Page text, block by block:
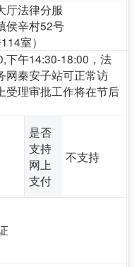
厅法律分服
侯辛村52号
室）
下午14:30-18:00，法
网秦安子站可正常访
受理审批工作将在节后
是否
支持
网上
支付
不支持